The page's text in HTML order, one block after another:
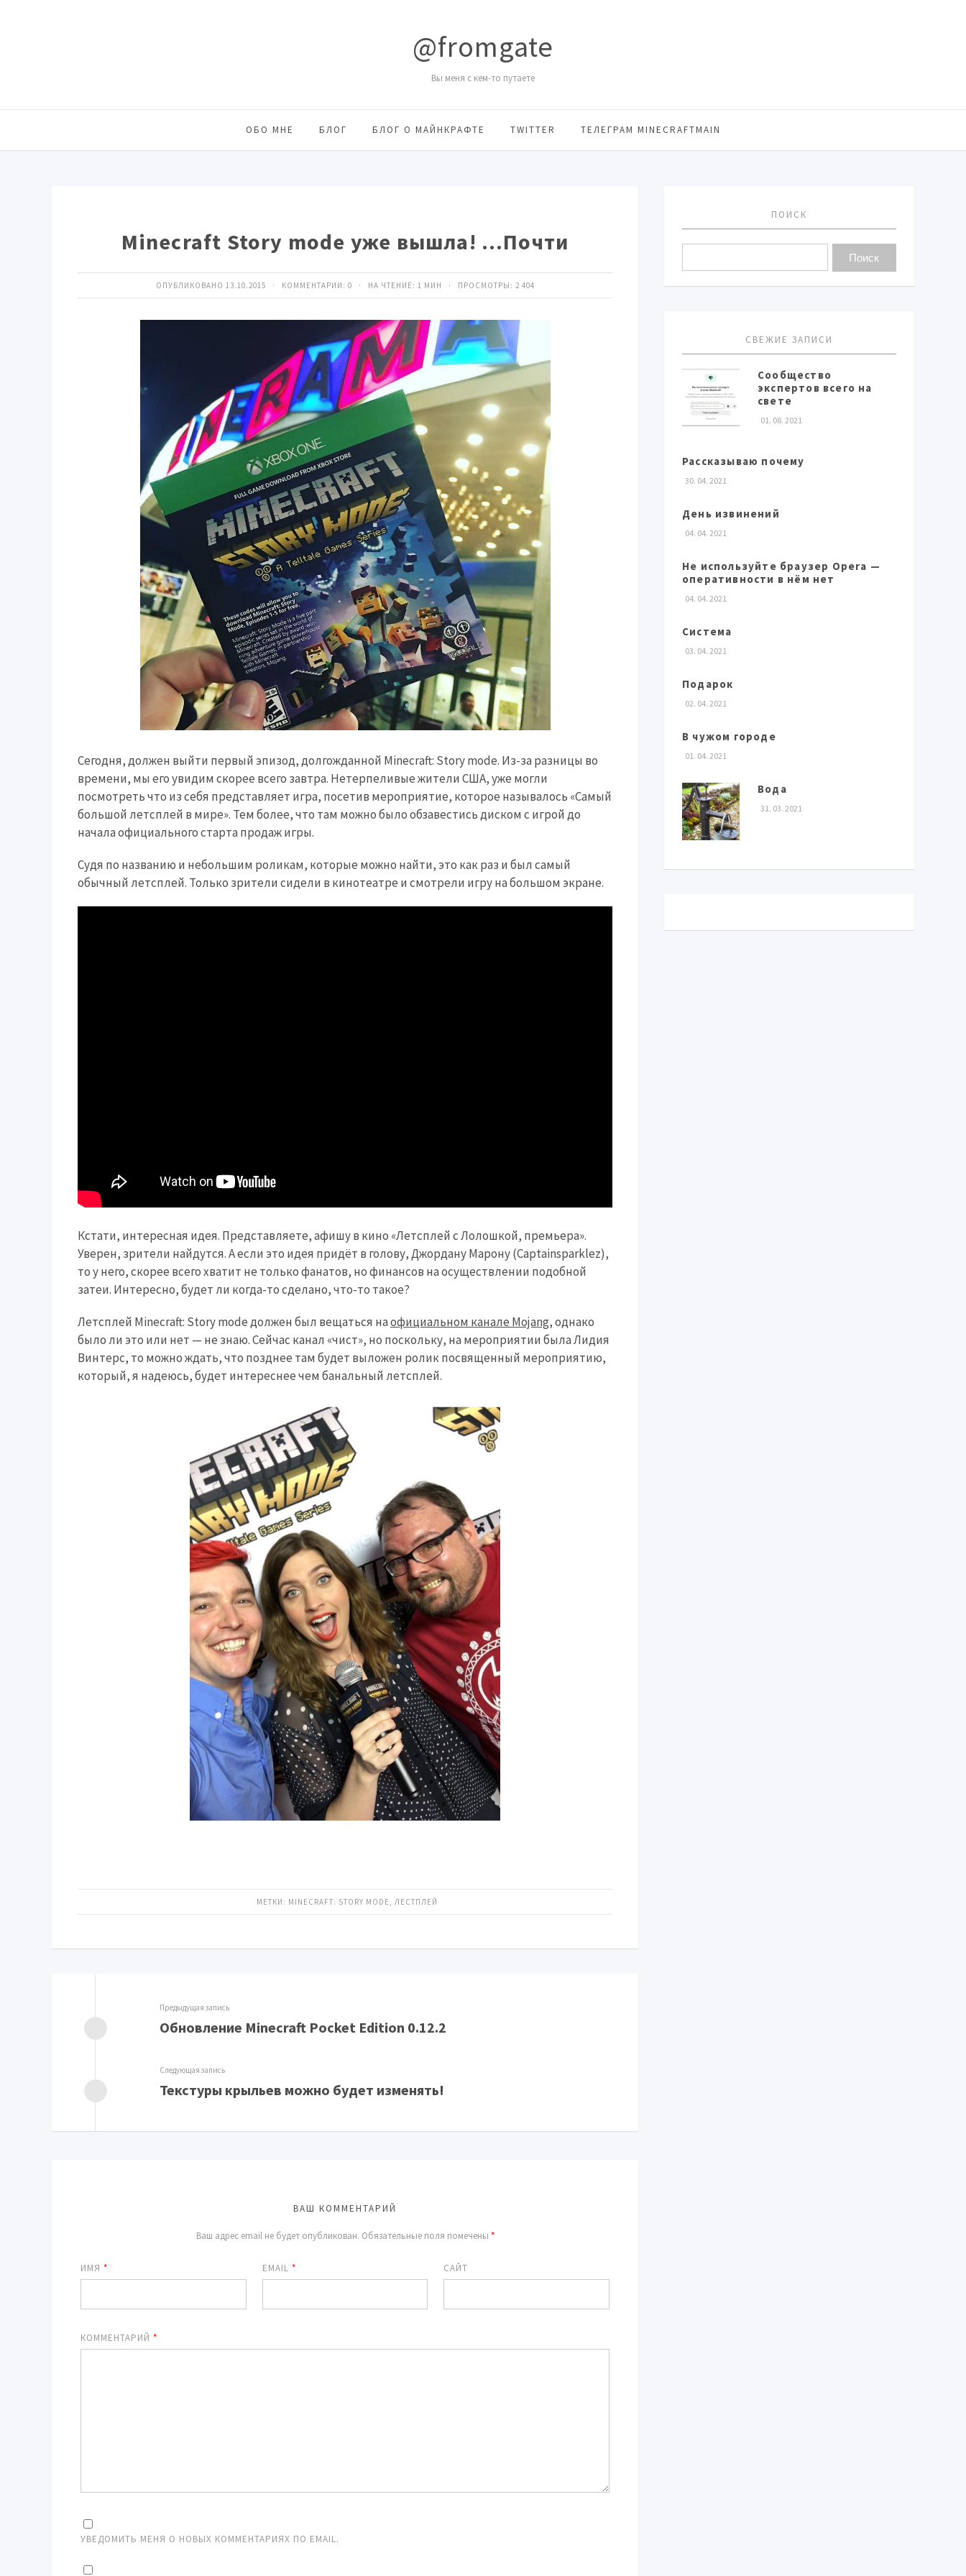
@fromgate
Вы меня с кем-то путаете
ОБО МНЕ БЛОГ БЛОГ О МАЙНКРАФТЕ TWITTER ТЕЛЕГРАМ MINECRAFTMAIN
Minecraft Story mode уже вышла! …Почти
ОПУБЛИКОВАНО 13.10.2015 · КОММЕНТАРИИ: 0 · НА ЧТЕНИЕ: 1 МИН · ПРОСМОТРЫ: 2 404
Сегодня, должен выйти первый эпизод, долгожданной Minecraft: Story mode. Из-за разницы во
времени, мы его увидим скорее всего завтра. Нетерпеливые жители США, уже могли
посмотреть что из себя представляет игра, посетив мероприятие, которое называлось «Самый
большой летсплей в мире». Тем более, что там можно было обзавестись диском с игрой до
начала официального старта продаж игры.
Судя по названию и небольшим роликам, которые можно найти, это как раз и был самый
обычный летсплей. Только зрители сидели в кинотеатре и смотрели игру на большом экране.
Кстати, интересная идея. Представляете, афишу в кино «Летсплей с Лолошкой, премьера».
Уверен, зрители найдутся. А если это идея придёт в голову, Джордану Марону (Сaptainsparklez),
то у него, скорее всего хватит не только фанатов, но финансов на осуществлении подобной
затеи. Интересно, будет ли когда-то сделано, что-то такое?
Летсплей Minecraft: Story mode должен был вещаться наофициальном канале Mojang, однако
было ли это или нет — не знаю. Сейчас канал «чист», но поскольку, на мероприятии была Лидия
Винтерс, то можно ждать, что позднее там будет выложен ролик посвященный мероприятию,
который, я надеюсь, будет интереснее чем банальный летсплей.
МЕТКИ: MINECRAFT: STORY MODE, ЛЕСТПЛЕЙ
Предыдущая запись
Обновление Minecraft Pocket Edition 0.12.2
Следующая запись
Текстуры крыльев можно будет изменять!
ВАШ КОММЕНТАРИЙ
Ваш адрес email не будет опубликован. Обязательные поля помечены *
ИМЯ * EMAIL * САЙТ
КОММЕНТАРИЙ *
УВЕДОМИТЬ МЕНЯ О НОВЫХ КОММЕНТАРИЯХ ПО EMAIL.
ПОИСК
СВЕЖИЕ ЗАПИСИ
Сообщество
экспертов всего на
свете
01. 08. 2021
Рассказываю почему
30. 04. 2021
День извинений
04. 04. 2021
Не используйте браузер Opera —
оперативности в нём нет
04. 04. 2021
Система
03. 04. 2021
Подарок
02. 04. 2021
В чужом городе
01. 04. 2021
Вода
31. 03. 2021